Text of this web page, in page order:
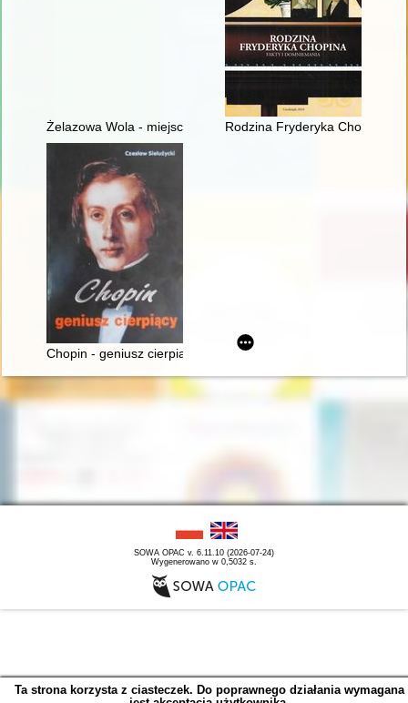
Żelazowa Wola - miejsce urodzenia Fryderyka Chopina
Rodzina Fryderyka Chopina.
Chopin - geniusz cierpiący
SOWA OPAC v. 6.11.10 (2026-07-24)
Wygenerowano w 0,5032 s.
Ta strona korzysta z ciasteczek. Do poprawnego działania wymagana